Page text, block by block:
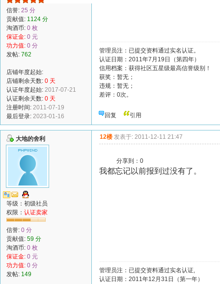
信誉: 25 分
贡献值: 1124 分
淘酒币: 0 枚
保证金: 0 元
功力值: 0 分
发帖: 762
店铺年度起始:
店铺剩余天数: 0 天
认证年度起始: 2017-07-21
认证剩余天数: 0 天
注册时间: 2011-07-19
最后登录: 2023-01-16
管理员注：已提交资料通过实名认证。
认证日期：2011年7月19日（第四年）
信用档案：获得社区五星级最高信誉级别！
获奖：暂无；
违规：暂无；
差评：0次。
回复 引用
大地的舍利
等级：初级社员
权限： 认证卖家
信誉: 0 分
贡献值: 59 分
淘酒币: 0 枚
保证金: 0 元
功力值: 0 分
发帖: 149
12楼 发表于: 2011-12-11 21:47
分享到： 0
我都忘记以前报到过没有了。
管理员注：已提交资料通过实名认证,
认证日期：2011年12月31日（第一年）